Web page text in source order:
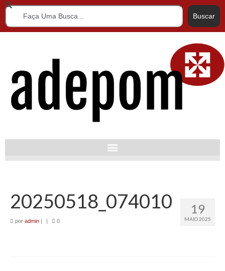
Buscar
19
MAIO 2025
20250518_074010
por admin | | 0